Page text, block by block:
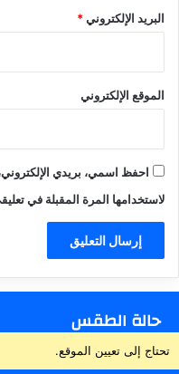
البريد الإلكتروني*
الموقع الإلكتروني
احفظ اسمي، بريدي
لاستخدامها المرة المقبلة في
حالة الطقس
تحتاج إلى تعيين الموقع.